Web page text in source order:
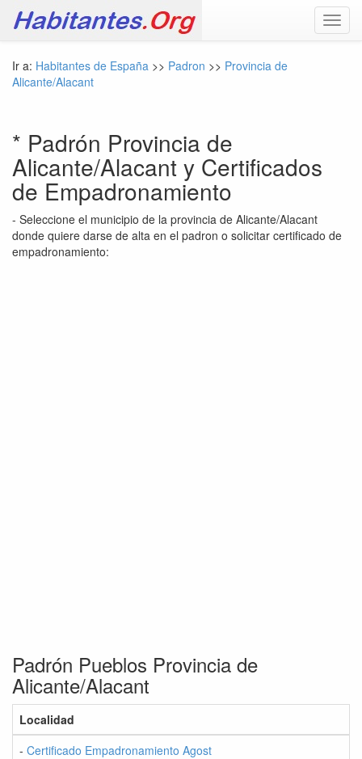
Ir a: Habitantes de España >> Padron >> Provincia de
Alicante/Alacant
* Padrón Provincia de
Alicante/Alacant y Certificados
de Empadronamiento
- Seleccione el municipio de la provincia de Alicante/Alacant
donde quiere darse de alta en el padron o solicitar certificado de
empadronamiento:
Padrón Pueblos Provincia de
Alicante/Alacant
Localidad
- Certificado Empadronamiento Agost